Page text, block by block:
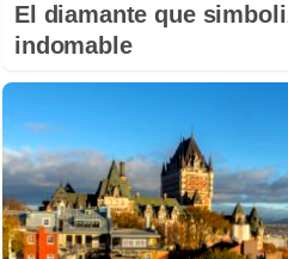
El diamante que
indomable